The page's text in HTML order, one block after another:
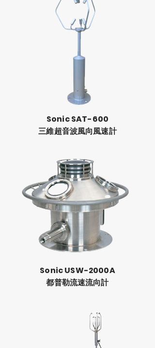
Sonic SAT-600
​三維超音波風向風速計
Sonic USW-2000A
都普勒流速流向計